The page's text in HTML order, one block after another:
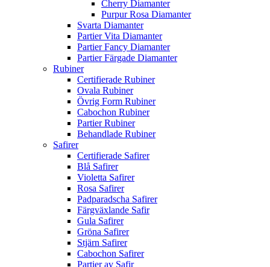
Cherry Diamanter
Purpur Rosa Diamanter
Svarta Diamanter
Partier Vita Diamanter
Partier Fancy Diamanter
Partier Färgade Diamanter
Rubiner
Certifierade Rubiner
Ovala Rubiner
Övrig Form Rubiner
Cabochon Rubiner
Partier Rubiner
Behandlade Rubiner
Safirer
Certifierade Safirer
Blå Safirer
Violetta Safirer
Rosa Safirer
Padparadscha Safirer
Färgväxlande Safir
Gula Safirer
Gröna Safirer
Stjärn Safirer
Cabochon Safirer
Partier av Safir